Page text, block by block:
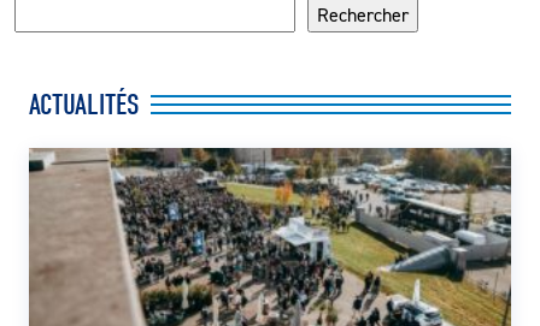
Rechercher
ACTUALITÉS